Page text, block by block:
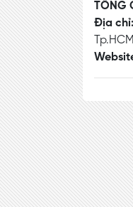
TỔNG
Địa chỉ: